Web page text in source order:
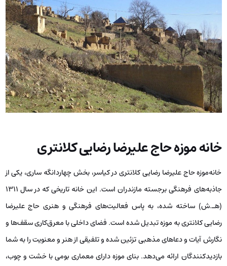
خانه‌ موزه حاج علیرضا رضایی کلانتری
خانه‌موزه حاج علیرضا رضایی کلانتری در کیاسر، بخش چهاردانگه ساری، یکی از
جاذبه‌های فرهنگی برجسته مازندران است. این خانه تاریخی که در سال ۱۳۱۱
(هـ.ش) ساخته شده، به پاس فعالیت‌های فرهنگی و هنری حاج علیرضا
رضایی کلانتری به موزه تبدیل شده است. فضای داخلی با معرق‌کاری سقف‌ها و
نگارش آیات و دعاهای مذهبی تزئین شده و تلفیقی از هنر و معنویت را به شما
بازدیدکنندگان ارائه می‌دهد. بنای موزه دارای معماری بومی با خشت و چوب،